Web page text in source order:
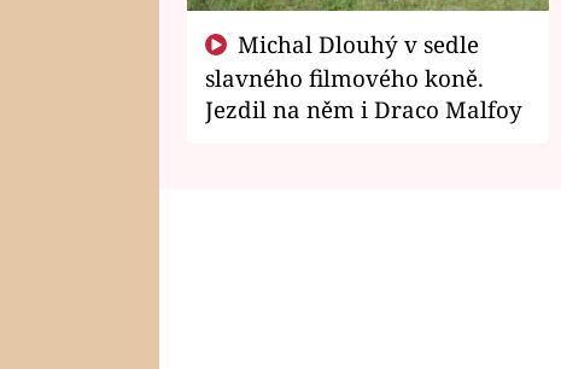
slavného filmového koně.
Jezdil na něm i Draco Malfoy